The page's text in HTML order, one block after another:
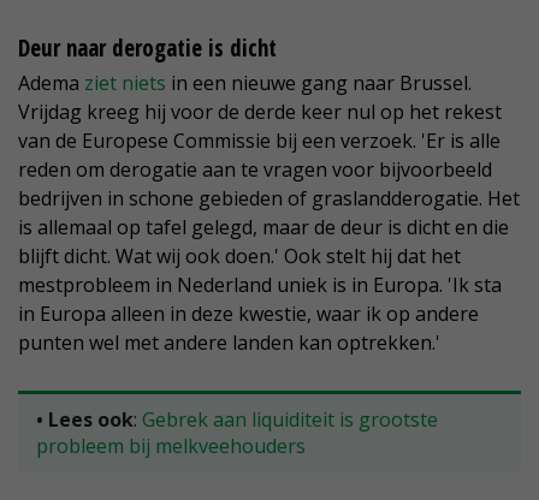
Deur naar derogatie is dicht
Adema ziet niets in een nieuwe gang naar Brussel.
Vrijdag kreeg hij voor de derde keer nul op het rekest
van de Europese Commissie bij een verzoek. 'Er is alle
reden om derogatie aan te vragen voor bijvoorbeeld
bedrijven in schone gebieden of graslandderogatie. Het
is allemaal op tafel gelegd, maar de deur is dicht en die
blijft dicht. Wat wij ook doen.' Ook stelt hij dat het
mestprobleem in Nederland uniek is in Europa. 'Ik sta
in Europa alleen in deze kwestie, waar ik op andere
punten wel met andere landen kan optrekken.'
• Lees ook: Gebrek aan liquiditeit is grootste
probleem bij melkveehouders